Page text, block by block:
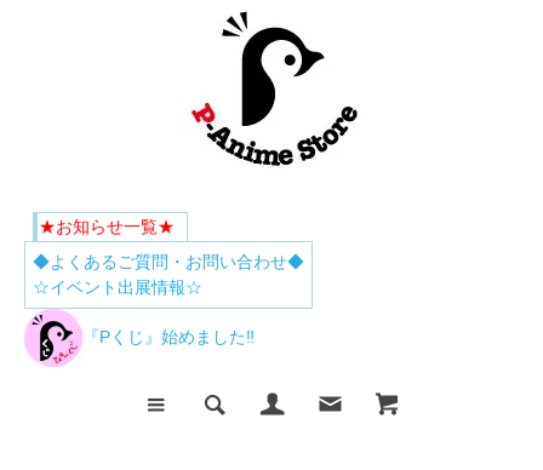
★お知らせ一覧★
◆よくあるご質問・お問い合わせ◆
☆イベント出展情報☆
『Pくじ』始めました‼